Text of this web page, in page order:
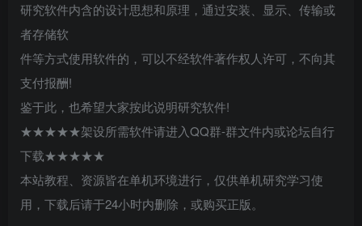
研究软件内含的设计思想和原理，通过安装、显示、传输或
者存储软
件等方式使用软件的，可以不经软件著作权人许可，不向其
支付报酬!
鉴于此，也希望大家按此说明研究软件!
★★★★★架设所需软件请进入QQ群-群文件内或论坛自行
下载★★★★★
本站教程、资源皆在单机环境进行，仅供单机研究学习使
用，下载后请于24小时内删除，或购买正版。